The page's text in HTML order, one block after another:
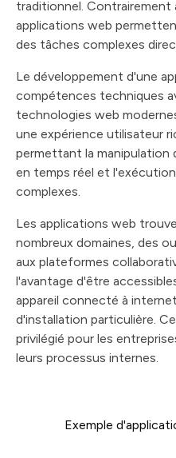
traditionnel.
applications web
des tâches complexes
Le développement d'une
compétences techniques
technologies web
une expérience utilisateur
permettant la manipulation
en temps réel et
complexes.
Les applications web
nombreux domaines, des
aux plateformes
l'avantage d'être
appareil connecté à
d'installation particulière.
privilégié pour les
leurs processus internes.
Exemple